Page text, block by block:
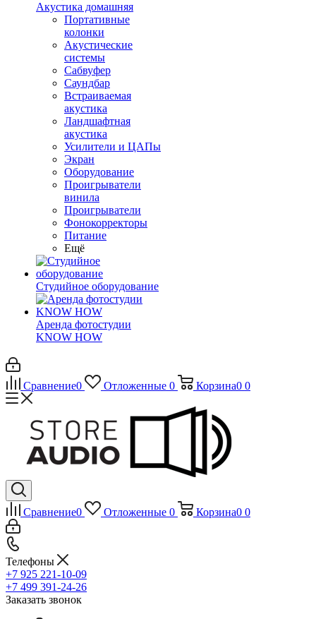
Акустика домашняя
Портативные
колонки
Акустические
системы
Сабвуфер
Саундбар
Встраиваемая
акустика
Ландшафтная
акустика
Усилители и ЦАПы
Экран
Оборудование
Проигрыватели
винила
Проигрыватели
Фонокорректоры
Питание
Ещё
Студийное оборудование
Аренда фотостудии
KNOW HOW
Сравнение0 Отложенные 0 Корзина0 0
Сравнение0 Отложенные 0 Корзина0 0
Телефоны
+7 925 221-10-09
+7 499 391-24-26
Заказать звонок